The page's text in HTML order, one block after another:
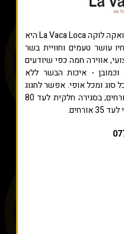
לה ואקה לוקה La Vaca Loca היא
עושר טעמים וחוויית בשר
אווירה חמה כפי שיודעים
וכמובן - איכות הבשר ללא
סוג ומכל אופי. אפשר לחגוג
בסגירה מלאה אירועים לעד 120 אורחים; בסגירה חלקית לעד 80